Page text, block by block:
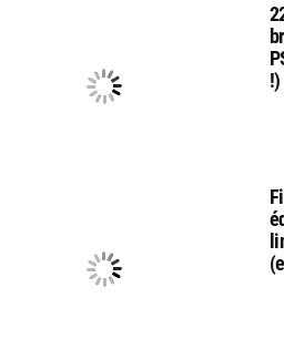
!)